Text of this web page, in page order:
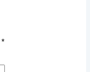
*Erforderlich